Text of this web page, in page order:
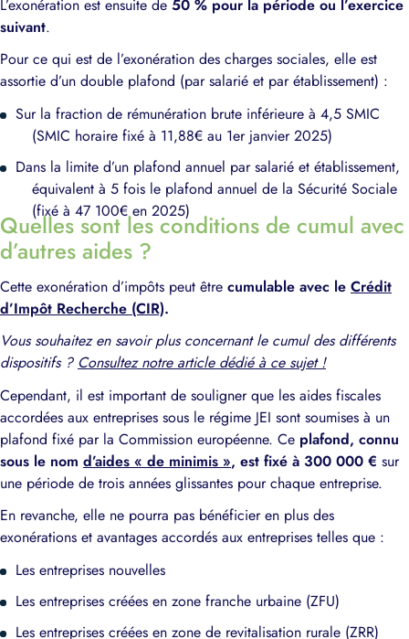
L’exonération est ensuite de 50 % pour la période ou l’exercice
suivant.
Pour ce qui est de l’exonération des charges sociales, elle est
assortie d’un double plafond (par salarié et par établissement) :
Sur la fraction de rémunération brute inférieure à 4,5 SMIC
(SMIC horaire fixé à 11,88€ au 1er janvier 2025)
Dans la limite d’un plafond annuel par salarié et établissement,
équivalent à 5 fois le plafond annuel de la Sécurité Sociale
(fixé à 47 100€ en 2025)
Quelles sont les conditions de cumul avec
d’autres aides ?
Cette exonération d’impôts peut être cumulable avec le Crédit
d’Impôt Recherche (CIR).
Vous souhaitez en savoir plus concernant le cumul des différents
dispositifs ? Consultez notre article dédié à ce sujet !
Cependant, il est important de souligner que les aides fiscales
accordées aux entreprises sous le régime JEI sont soumises à un
plafond fixé par la Commission européenne. Ce plafond, connu
sous le nom d’aides « de minimis », est fixé à 300 000 € sur
une période de trois années glissantes pour chaque entreprise.
En revanche, elle ne pourra pas bénéficier en plus des
exonérations et avantages accordés aux entreprises telles que :
Les entreprises nouvelles
Les entreprises créées en zone franche urbaine (ZFU)
Les entreprises créées en zone de revitalisation rurale (ZRR)